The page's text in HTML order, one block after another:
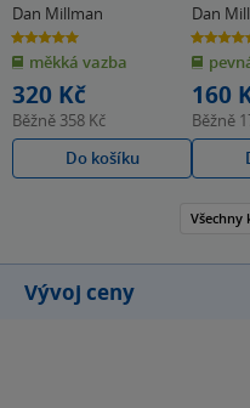
Dan Millman
5.0
z
5
hvězdiček
měkká vazba
320 Kč
Běžně 358 Kč
Do košíku
Dan
5.0
z
5
hvězdiček
160
Běžně
Všechny
Vývoj ceny